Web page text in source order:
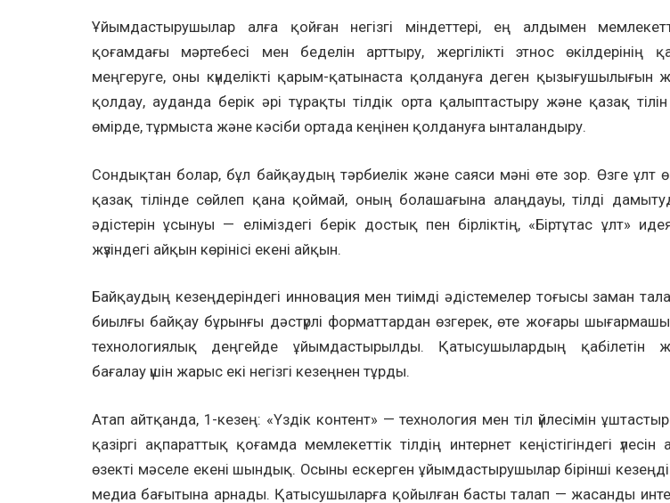
Ұйымдастырушылар алға қойған негізгі міндеттері, ең алдымен
қоғамдағы мәртебесі мен беделін арттыру, жергілікті этнос өкілдерінің
меңгеруге, оны күнделікті қарым-қатынаста қолдануға деген қызығушылығын
қолдау, ауданда берік әрі тұрақты тілдік орта қалыптастыру және қазақ тілін
өмірде, тұрмыста және кәсіби ортада кеңінен қолдануға ынталандыру.
Сондықтан болар, бұл байқаудың тәрбиелік және саяси мәні өте зор. Өзге ұлт
қазақ тілінде сөйлеп қана қоймай, оның болашағына алаңдауы, тілді
әдістерін ұсынуы — еліміздегі берік достық пен бірліктің, «Біртұтас ұлт»
жүзіндегі айқын көрінісі екені айқын.
Байқаудың кезеңдеріндегі инновация мен тиімді әдістемелер тоғысы заман
биылғы байқау бұрынғы дәстүрлі форматтардан өзгерек, өте жоғары
технологиялық деңгейде ұйымдастырылды. Қатысушылардың қабілетін
бағалау үшін жарыс екі негізгі кезеңнен тұрды.
Атап айтқанда, 1-кезең: «Үздік контент» — технология мен тіл үйлесімін
қазіргі ақпараттық қоғамда мемлекеттік тілдің интернет кеңістігіндегі
өзекті мәселе екені шындық. Осыны ескерген ұйымдастырушылар бірінші
медиа бағытына арнады. Қатысушыларға қойылған басты талап — жасанды